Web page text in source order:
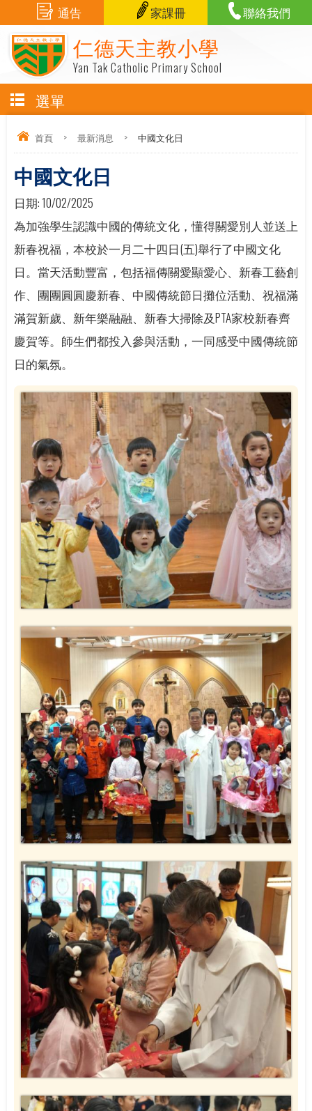
仁德天主教小學
Yan Tak Catholic Primary School
通告 家課冊 聯絡我們
選單
首頁 > 最新消息 > 中國文化日
中國文化日
日期:10/02/2025
為加強學生認識中國的傳統文化，懂得關愛別人並送上
新春祝福，本校於一月二十四日(五)舉行了中國文化
日。當天活動豐富，包括福傳關愛顯愛心、新春工藝創
作、團團圓圓慶新春、中國傳統節日攤位活動、祝福滿
滿賀新歲、新年樂融融、新春大掃除及PTA家校新春齊
慶賀等。師生們都投入參與活動，一同感受中國傳統節
日的氣氛。